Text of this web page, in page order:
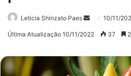
Leticia Shinzato Paes
Mande10/11/
Última Atualização 10/11/2022 37